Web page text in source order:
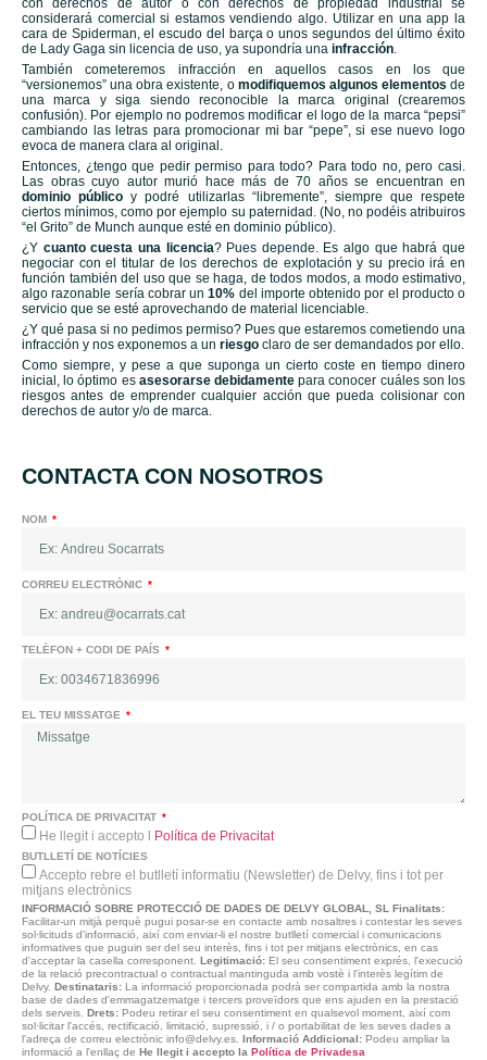
con derechos de autor o con derechos de propiedad industrial se
considerará comercial si estamos vendiendo algo. Utilizar en una app la
cara de Spiderman, el escudo del barça o unos segundos del último éxito
de Lady Gaga sin licencia de uso, ya supondría una infracción.
También cometeremos infracción en aquellos casos en los que
“versionemos” una obra existente, o modifiquemos algunos elementos de
una marca y siga siendo reconocible la marca original (crearemos
confusión). Por ejemplo no podremos modificar el logo de la marca “pepsi”
cambiando las letras para promocionar mi bar “pepe”, si ese nuevo logo
evoca de manera clara al original.
Entonces, ¿tengo que pedir permiso para todo? Para todo no, pero casi.
Las obras cuyo autor murió hace más de 70 años se encuentran en
dominio público y podré utilizarlas “libremente”, siempre que respete
ciertos mínimos, como por ejemplo su paternidad. (No, no podéis atribuiros
“el Grito” de Munch aunque esté en dominio público).
¿Y cuanto cuesta una licencia? Pues depende. Es algo que habrá que
negociar con el titular de los derechos de explotación y su precio irá en
función también del uso que se haga, de todos modos, a modo estimativo,
algo razonable sería cobrar un10% del importe obtenido por el producto o
servicio que se esté aprovechando de material licenciable.
¿Y qué pasa si no pedimos permiso? Pues que estaremos cometiendo una
infracción y nos exponemos a un riesgo claro de ser demandados por ello.
Como siempre, y pese a que suponga un cierto coste en tiempo dinero
inicial, lo óptimo es asesorarse debidamente para conocer cuáles son los
riesgos antes de emprender cualquier acción que pueda colisionar con
derechos de autor y/o de marca.
CONTACTA CON NOSOTROS
NOM
CORREU ELECTRÒNIC
TELÈFON + CODI DE PAÍS
EL TEU MISSATGE
POLÍTICA DE PRIVACITAT
He llegit i accepto l Política de Privacitat
BUTLLETÍ DE NOTÍCIES
Accepto rebre el butlletí informatiu (Newsletter) de Delvy, fins i tot per
mitjans electrònics
INFORMACIÓ SOBRE PROTECCIÓ DE DADES DE DELVY GLOBAL, SL Finalitats:
Facilitar-un mitjà perquè pugui posar-se en contacte amb nosaltres i contestar les seves
sol·licituds d'informació, així com enviar-li el nostre butlletí comercial i comunicacions
informatives que puguin ser del seu interès, fins i tot per mitjans electrònics, en cas
d'acceptar la casella corresponent. Legitimació: El seu consentiment exprés, l'execució
de la relació precontractual o contractual mantinguda amb vostè i l'interès legítim de
Delvy. Destinataris: La informació proporcionada podrà ser compartida amb la nostra
base de dades d'emmagatzematge i tercers proveïdors que ens ajuden en la prestació
dels serveis. Drets: Podeu retirar el seu consentiment en qualsevol moment, així com
sol·licitar l'accés, rectificació, limitació, supressió, i / o portabilitat de les seves dades a
l'adreça de correu electrònic info@delvy.es. Informació Addicional: Podeu ampliar la
informació a l'enllaç de He llegit i accepto la Política de Privadesa